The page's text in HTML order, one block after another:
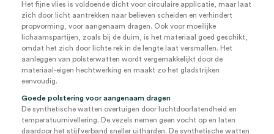
Het fijne vlies is voldoende dicht voor circulaire applicatie, maar laat
zich door licht aantrekken naar believen scheiden en verhindert
propvorming, voor aangenaam dragen. Ook voor moeilijke
lichaamspartijen, zoals bij de duim, is het materiaal goed geschikt,
omdat het zich door lichte rek in de lengte laat versmallen. Het
aanleggen van polsterwatten wordt vergemakkelijkt door de
materiaal-eigen hechtwerking en maakt zo het gladstrijken
eenvoudig.
Goede polstering voor aangenaam dragen
De synthetische watten overtuigen door luchtdoorlatendheid en
temperatuurnivellering. De vezels nemen geen vocht op en laten
daardoor het stijfverband sneller uitharden. De synthetische watten